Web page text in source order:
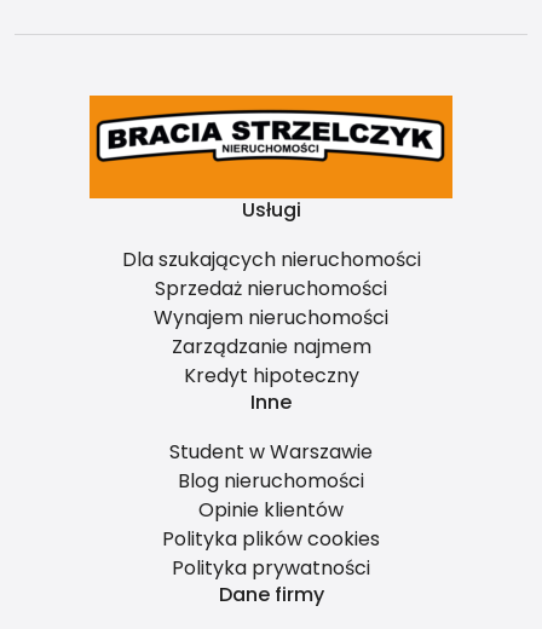
Usługi
Dla szukających nieruchomości
Sprzedaż nieruchomości
Wynajem nieruchomości
Zarządzanie najmem
Kredyt hipoteczny
Inne
Student w Warszawie
Blog nieruchomości
Opinie klientów
Polityka plików cookies
Polityka prywatności
Dane firmy